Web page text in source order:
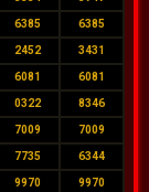
6385 6385
2452 3431
6081 6081
0322 8346
7009 7009
7735 6344
9970 9970